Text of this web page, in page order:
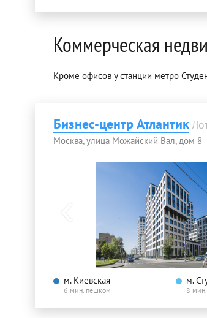
Коммерческая
Кроме офисов у станции метро
Бизнес-центр Атлантик
Москва, улица Можайский Вал, дом 8
м. Киевская
6 мин. пешком
м.
8